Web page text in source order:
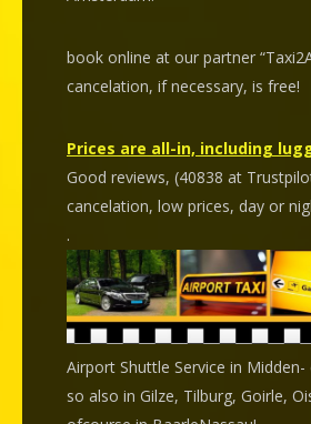
book online at our partner
cancelation, if necessary, is free!
Prices are all-in, including
Good reviews, (40838 at
cancelation, low prices, day or
.
Airport Shuttle Service in
so also in Gilze, Tilburg, Goirle,